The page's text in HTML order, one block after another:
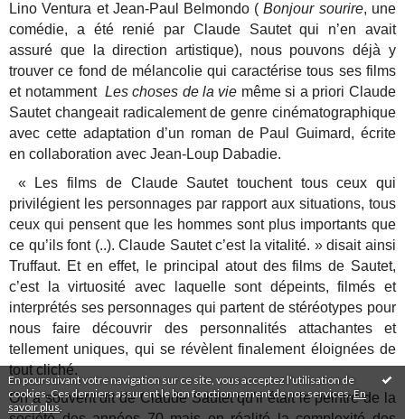
En poursuivant votre navigation sur ce site, vous acceptez l'utilisation de
cookies. Ces derniers assurent le bon fonctionnement de nos services.En
savoir plus.
Lino Ventura et Jean-Paul Belmondo (Bonjour sourire, une
comédie, a été renié par Claude Sautet qui n’en avait
assuré que la direction artistique), nous pouvons déjà y
trouver ce fond de mélancolie qui caractérise tous ses films
et notamment Les choses de la vie même si a priori Claude
Sautet changeait radicalement de genre cinématographique
avec cette adaptation d’un roman de Paul Guimard, écrite
en collaboration avec Jean-Loup Dabadie.
« Les films de Claude Sautet touchent tous ceux qui
privilégient les personnages par rapport aux situations, tous
ceux qui pensent que les hommes sont plus importants que
ce qu’ils font (..). Claude Sautet c’est la vitalité. » disait ainsi
Truffaut. Et en effet, le principal atout des films de Sautet,
c’est la virtuosité avec laquelle sont dépeints, filmés et
interprétés ses personnages qui partent de stéréotypes pour
nous faire découvrir des personnalités attachantes et
tellement uniques, qui se révèlent finalement éloignées de
tout cliché.
On a souvent dit de Claude Sautet qu'il était le peintre de la